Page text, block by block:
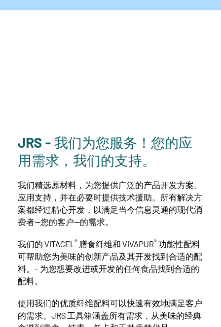
JRS - 我们为您服务！您的应
用需求，我们的支持。
我们精选原材料，为您提供广泛的产品开发方案、
应用支持，并在必要时提供技术援助。所有解决方
案都经过精心开发，以满足当今信息灵通的现代消
费者--您的客户--的需求。
我们的 VITACEL ® 膳食纤维和 VIVAPUR® 功能性配料
可帮助您为美味的创新产品及其开发找到合适的配
料。- 为您想要改进或开发的任何食品找到合适的
配料。
使用我们的优质纤维配料可以快速有效地满足客户
的需求。JRS 工具箱涵盖所有需求，从美味的经典